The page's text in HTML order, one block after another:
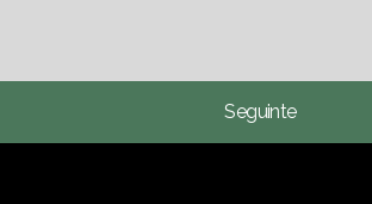
Seguinte